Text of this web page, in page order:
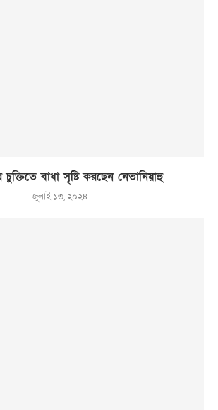
চুক্তিতে বাধা সৃষ্টি করছেন নেতানিয়াহু
জুলাই ১৩, ২০২৪